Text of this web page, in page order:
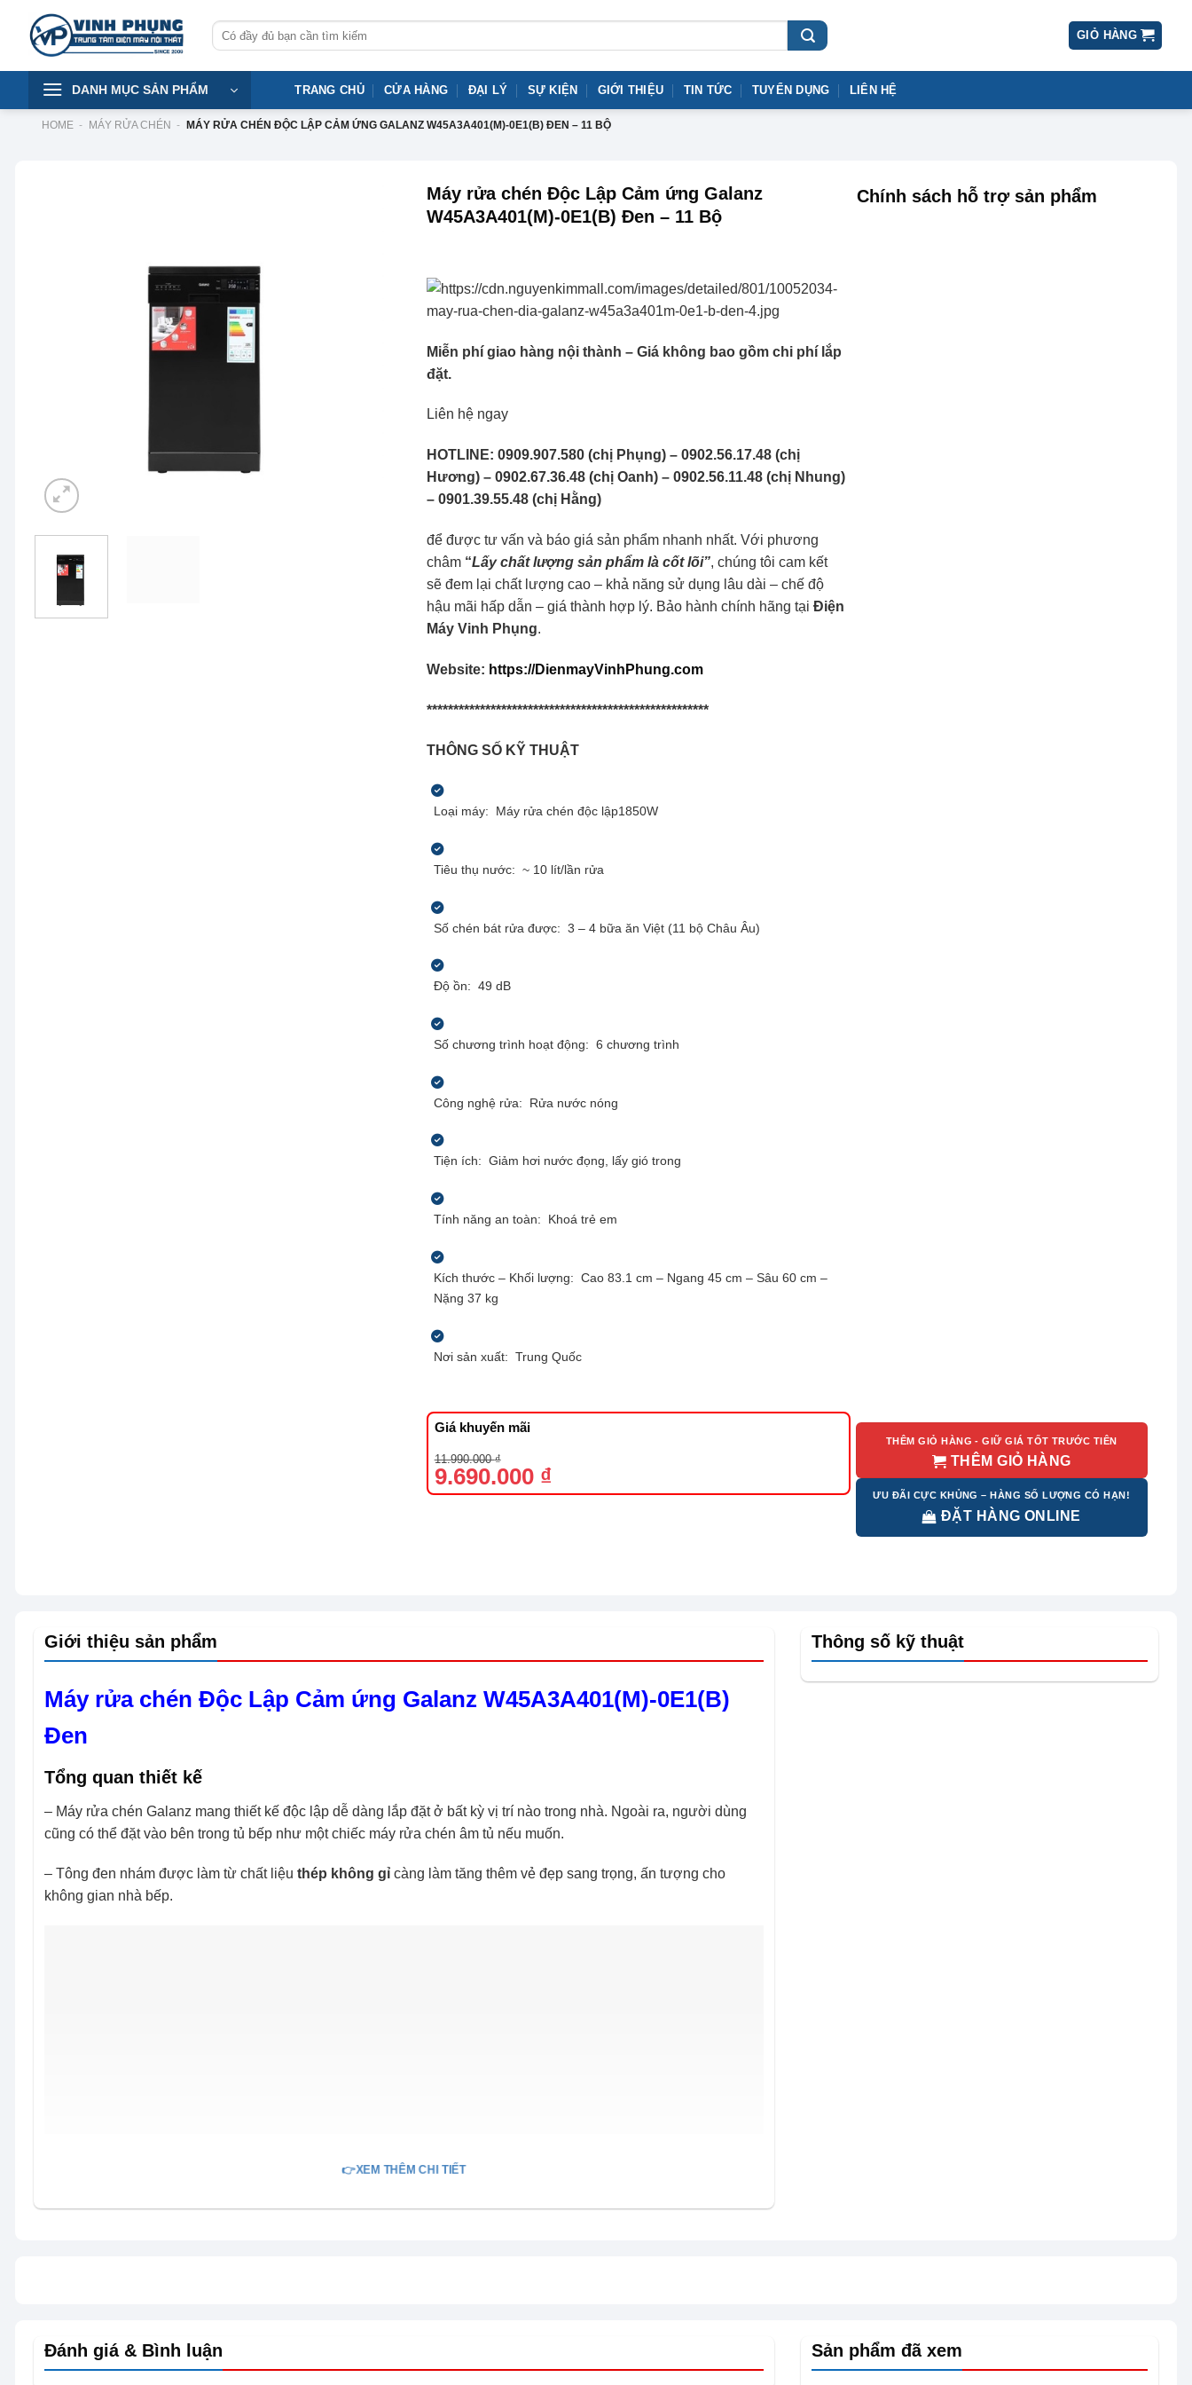
content
Tìm
kiếm:
GIỎ HÀNG
DANH MỤC SẢN PHẨM TRANG CHỦ CỬA HÀNG ĐẠI LÝ SỰ KIỆN GIỚI THIỆU TIN TỨC TUYỂN DỤNG LIÊN HỆ
HOME - MÁY RỬA CHÉN - MÁY RỬA CHÉN ĐỘC LẬP CẢM ỨNG GALANZ W45A3A401(M)-0E1(B) ĐEN – 11 BỘ
Máy rửa chén Độc Lập Cảm ứng Galanz
W45A3A401(M)-0E1(B) Đen – 11 Bộ
Miễn phí giao hàng nội thành – Giá không bao gồm chi phí lắp
đặt.
Liên hệ ngay
HOTLINE: 0909.907.580 (chị Phụng) – 0902.56.17.48 (chị
Hương) – 0902.67.36.48 (chị Oanh) – 0902.56.11.48 (chị Nhung)
– 0901.39.55.48 (chị Hằng)
để được tư vấn và báo giá sản phẩm nhanh nhất. Với phương
châm“Lấy chất lượng sản phẩm là cốt lõi”, chúng tôi cam kết
sẽ đem lại chất lượng cao – khả năng sử dụng lâu dài – chế độ
hậu mãi hấp dẫn – giá thành hợp lý. Bảo hành chính hãng tại Điện
Máy Vinh Phụng.
Website: https://DienmayVinhPhung.com
*****************************************************
THÔNG SỐ KỸ THUẬT
Loại máy: Máy rửa chén độc lập1850W
Tiêu thụ nước:~ 10 lít/lần rửa
Số chén bát rửa được:3 – 4 bữa ăn Việt (11 bộ Châu Âu)
Độ ồn:49 dB
Số chương trình hoạt động:6 chương trình
Công nghệ rửa: Rửa nước nóng
Tiện ích:Giảm hơi nước đọng, lấy gió trong
Tính năng an toàn: Khoá trẻ em
Kích thước – Khối lượng:Cao 83.1 cm – Ngang 45 cm – Sâu 60 cm –
Nặng 37 kg
Nơi sản xuất:Trung Quốc
Chính sách hỗ trợ sản phẩm
Giá khuyến mãi
11.990.000₫
Giá
gốc
là:
11.990.000 ₫.
9.690.000 ₫
Giá
hiện
tại
là:
THÊM GIỎ HÀNG - GIỮ GIÁ TỐT TRƯỚC TIÊN
THÊM GIỎ HÀNG
ƯU ĐÃI CỰC KHỦNG – HÀNG SỐ LƯỢNG CÓ HẠN!
ĐẶT HÀNG ONLINE
Giới thiệu sản phẩm
Máy rửa chén Độc Lập Cảm ứng Galanz W45A3A401(M)-0E1(B)
Đen
Tổng quan thiết kế
– Máy rửa chén Galanz mang thiết kế độc lập dễ dàng lắp đặt ở bất kỳ vị trí nào trong nhà. Ngoài ra, người dùng
cũng có thể đặt vào bên trong tủ bếp như một chiếc máy rửa chén âm tủ nếu muốn.
– Tông đen nhám được làm từ chất liệu thép không gỉ càng làm tăng thêm vẻ đẹp sang trọng, ấn tượng cho
không gian nhà bếp.
👉XEM THÊM CHI TIẾT
Thông số kỹ thuật
Đánh giá & Bình luận Sản phẩm đã xem